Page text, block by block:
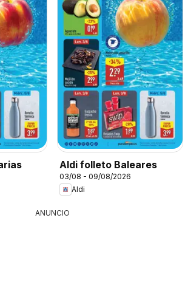
Aldi folleto Baleares
03/08 - 09/08/2026
Aldi
ANUNCIO